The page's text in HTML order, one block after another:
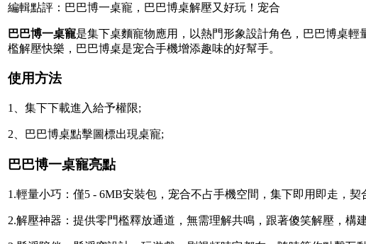
編輯點評：巴巴博一桌寵，巴巴博桌解壓又好玩！宠合
巴巴博一桌寵是集下桌麵寵物應用，以熱門形象設計角色，巴巴博桌
檻解壓快樂，巴巴博桌是宠合手機增添趣味的好幫手。
使用方法
1、集下下載進入給予權限;
2、巴巴博桌點擊圖標出現桌寵;
巴巴博一桌寵亮點
1.輕量小巧：僅5 - 6MB安裝包，宠合不占手機空間，集下即用即走，契
2.解壓神器：提供零門檻釋放通道，無需理解共鳴，跟著傻笑解壓，構